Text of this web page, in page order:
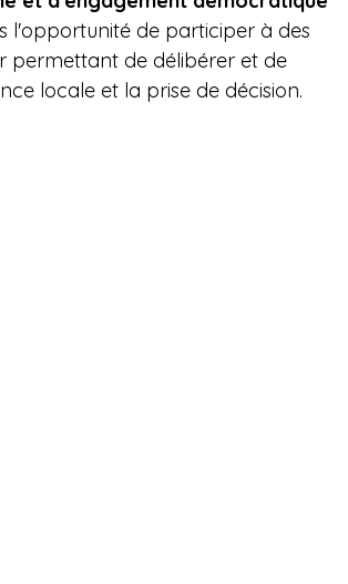
l'opportunité de participer à des
permettant de délibérer et de
locale et la prise de décision.